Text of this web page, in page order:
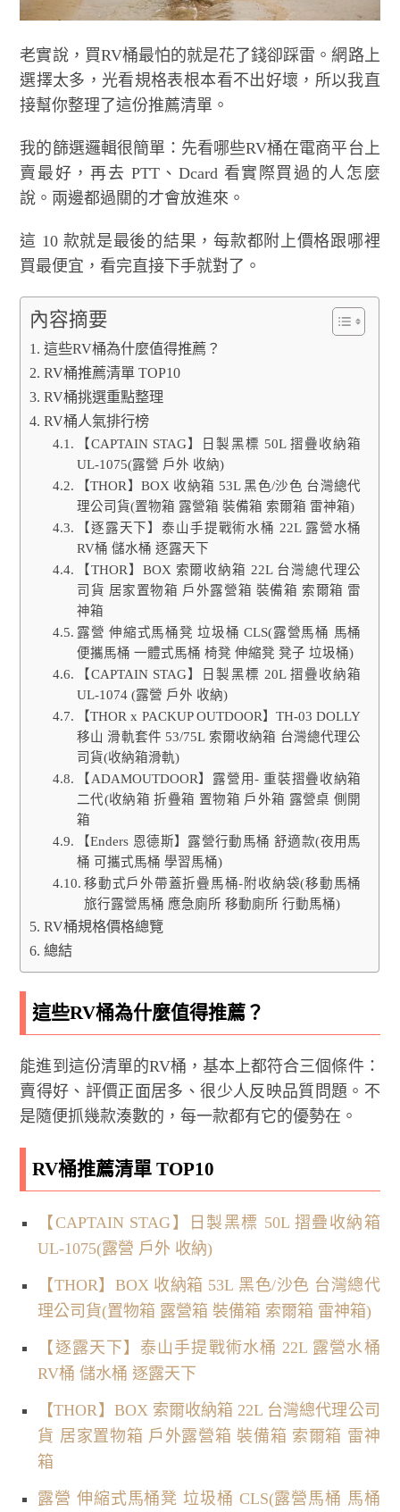
老實說，買RV桶最怕的就是花了錢卻踩雷。網路上
選擇太多，光看規格表根本看不出好壞，所以我直
接幫你整理了這份推薦清單。
我的篩選邏輯很簡單：先看哪些RV桶在電商平台上
賣最好，再去 PTT、Dcard 看實際買過的人怎麼
說。兩邊都過關的才會放進來。
這 10 款就是最後的結果，每款都附上價格跟哪裡
買最便宜，看完直接下手就對了。
內容摘要
這些RV桶為什麼值得推薦？
RV桶推薦清單 TOP10
RV桶挑選重點整理
RV桶人氣排行榜
【CAPTAIN STAG】日製黑標 50L 摺疊收納箱
UL-1075(露營 戶外 收納)
【THOR】BOX 收納箱 53L 黑色/沙色 台灣總代
理公司貨(置物箱 露營箱 裝備箱 索爾箱 雷神箱)
【逐露天下】泰山手提戰術水桶 22L 露營水桶
RV桶 儲水桶 逐露天下
【THOR】BOX 索爾收納箱 22L 台灣總代理公
司貨 居家置物箱 戶外露營箱 裝備箱 索爾箱 雷
神箱
露營 伸縮式馬桶凳 垃圾桶 CLS(露營馬桶 馬桶
便攜馬桶 一體式馬桶 椅凳 伸縮凳 凳子 垃圾桶)
【CAPTAIN STAG】日製黑標 20L 摺疊收納箱
UL-1074 (露營 戶外 收納)
【THOR x PACKUP OUTDOOR】TH-03 DOLLY
移山 滑軌套件 53/75L 索爾收納箱 台灣總代理公
司貨(收納箱滑軌)
【ADAMOUTDOOR】露營用- 重裝摺疊收納箱
二代(收納箱 折疊箱 置物箱 戶外箱 露營桌 側開
箱
【Enders 恩德斯】露營行動馬桶 舒適款(夜用馬
桶 可攜式馬桶 學習馬桶)
移動式戶外帶蓋折疊馬桶-附收納袋(移動馬桶
旅行露營馬桶 應急廁所 移動廁所 行動馬桶)
RV桶規格價格總覽
總結
這些RV桶為什麼值得推薦？
能進到這份清單的RV桶，基本上都符合三個條件：
賣得好、評價正面居多、很少人反映品質問題。不
是隨便抓幾款湊數的，每一款都有它的優勢在。
RV桶推薦清單 TOP10
【CAPTAIN STAG】日製黑標 50L 摺疊收納箱
UL-1075(露營 戶外 收納)
【THOR】BOX 收納箱 53L 黑色/沙色 台灣總代
理公司貨(置物箱 露營箱 裝備箱 索爾箱 雷神箱)
【逐露天下】泰山手提戰術水桶 22L 露營水桶
RV桶 儲水桶 逐露天下
【THOR】BOX 索爾收納箱 22L 台灣總代理公司
貨 居家置物箱 戶外露營箱 裝備箱 索爾箱 雷神
箱
露營 伸縮式馬桶凳 垃圾桶 CLS(露營馬桶 馬桶